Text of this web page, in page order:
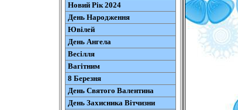
Новий Рік 2024
День Народження
Ювілей
День Ангела
Весілля
Вагітним
8 Березня
День Святого Валентина
День Захисника Вітчизни